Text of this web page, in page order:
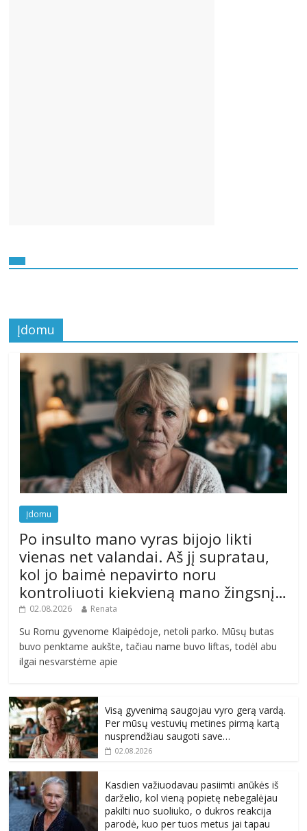
Įdomu
Įdomu
Po insulto mano vyras bijojo likti
vienas net valandai. Aš jį supratau,
kol jo baimė nepavirto noru
kontroliuoti kiekvieną mano žingsnį…
02.08.2026 Renata
Su Romu gyvenome Klaipėdoje, netoli parko. Mūsų butas
buvo penktame aukšte, tačiau name buvo liftas, todėl abu
ilgai nesvarstėme apie
Visą gyvenimą saugojau vyro gerą vardą.
Per mūsų vestuvių metines pirmą kartą
nusprendžiau saugoti save…
02.08.2026
Kasdien važiuodavau pasiimti anūkės iš
darželio, kol vieną popietę nebegalėjau
pakilti nuo suoliuko, o dukros reakcija
parodė, kuo per tuos metus jai tapau